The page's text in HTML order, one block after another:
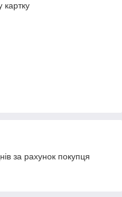
картку
за рахунок покупця